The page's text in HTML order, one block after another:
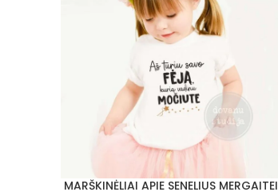
PASIRINKTI SAVYBES
MARŠKINĖLIAI APIE SENELIUS MERGAITEI